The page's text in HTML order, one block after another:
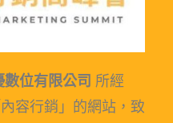
數位有限公司 所經
容行銷」的網站，致